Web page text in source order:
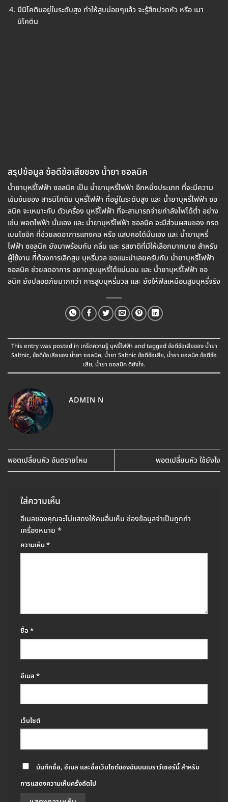
มีนิโคตินอยู่ในระดับสูง ทำให้สูบบ่อยๆแล้ว จะรู้สึกปวดหัว หรือ เมา
นิโคติน
สรุปข้อมูล ข้อดีข้อเสียของ น้ำยา ซอลนิค
น้ำยาบุหรี่ไฟฟ้า ซอลนิค เป็น น้ำยาบุหรี่ไฟฟ้า อีกหนึ่งประเภท ที่จะมีความ
เข้มข้นของ สารนิโคติน บุหรี่ไฟฟ้า ที่อยู่ในระดับสูง และ น้ำยาบุหรี่ไฟฟ้า ซอ
ลนิค จะเหมาะกับ ตัวเครื่อง บุหรี่ไฟฟ้า ที่จะสามารถจ่ายกำลังไฟได้ต่ำ อย่าง
เช่น พอตไฟฟ้า นั่นเอง และ น้ำยาบุหรี่ไฟฟ้า ซอลนิค จะมีส่วนผสมของ กรด
เบนโซอิก ที่ช่วยลดอาการแทงคอ หรือ แสบคอได้นั่นเอง และ น้ำยาบุหรี่
ไฟฟ้า ซอลนิค ยังมาพร้อมกับ กลิ่น และ รสชาติที่มีให้เลือกมากมาย สำหรับ
ผู้ใช้งาน ที่ืต้องการเลิกสูบ บุหรี่มวล ขอแนะนำเลยครับกับ น้ำยาบุหรี่ไฟฟ้า
ซอลนิค ช่วยลดอาการ อยากสูบบุหรี่ได้แน่นอน และ น้ำยาบุหรี่ไฟฟ้า ซอ
ลนิค ยังปลอดภัยมากกว่า การสูบบุหรี่มวล และ ยังให้ฟิลเหมือนสูบบุหรี่จริง
This entry was posted in เกร็ดความรู้ บุหรี่ไฟฟ้า and taggedข้อดีข้อเสียของ น้ำยา
Saltnic, ข้อดีข้อเสียของ น้ำยา ซอลนิค, น้ำยา Saltnic ข้อดีข้อเสีย, น้ำยา ซอลนิค ข้อดีข้อ
เสีย, น้ำยา ซอลนิค ดียังไง.
ADMIN N
พอตเปลี่ยนหัว อันตรายไหม พอตเปลี่ยนหัว ใช้ยังไง
ใส่ความเห็น
อีเมลของคุณจะไม่แสดงให้คนอื่นเห็น ช่องข้อมูลจำเป็นถูกทำ
เครื่องหมาย *
ความเห็น*
ชื่อ *
อีเมล *
เว็บไซต์
บันทึกชื่อ, อีเมล และชื่อเว็บไซต์ของฉันบนเบราว์เซอร์นี้ สำหรับ
การแสดงความเห็นครั้งถัดไป